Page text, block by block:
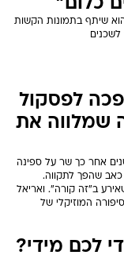
כלום"
שיתף בתמונות הקשות
לפסקול
שמלווה את
אחר כך שר על ספינה
כאב שהפך לתקווה.
ב"זה קורה". ואריאל
המוזיקלי של
לכם מידי?